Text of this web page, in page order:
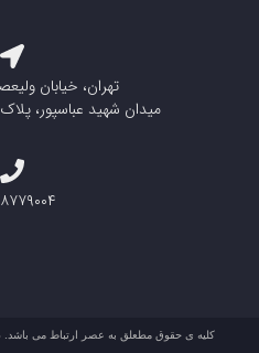
تهران، خیابان
میدان شهید عباسپور، پلاک ۳، طبقه دوم، واحد ۲۱
۰۲۱-
کلیه ی حقوق مطعلق به عصر ارتباط می